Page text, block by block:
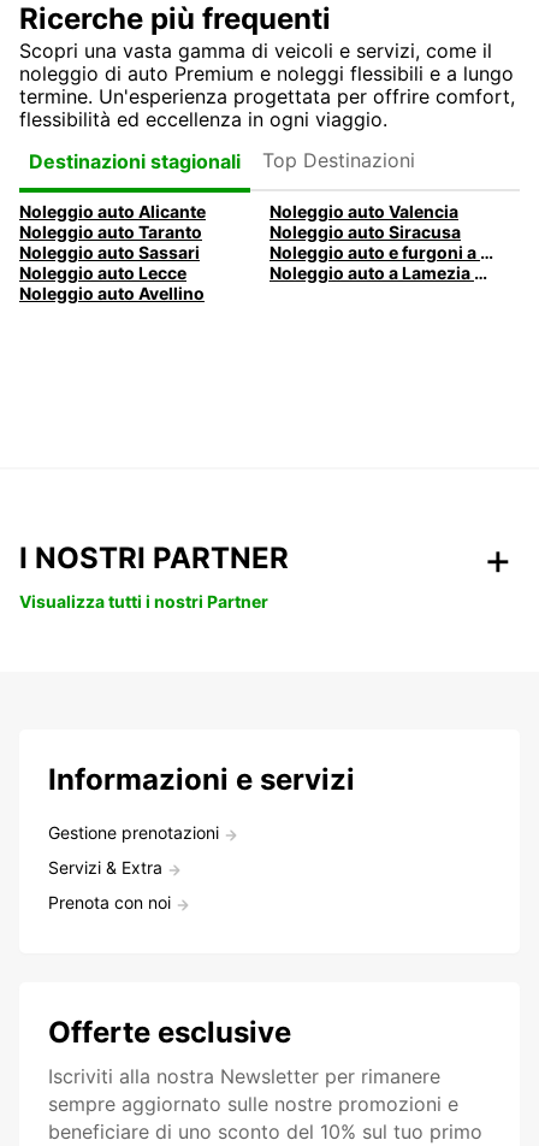
Ricerche più frequenti
Scopri una vasta gamma di veicoli e servizi, come il
noleggio di auto Premium e noleggi flessibili e a lungo
termine. Un'esperienza progettata per offrire comfort,
flessibilità ed eccellenza in ogni viaggio.
Destinazioni stagionali
Top Destinazioni
Noleggio auto Alicante
Noleggio auto Valencia
Noleggio auto Taranto
Noleggio auto Siracusa
Noleggio auto Sassari
Noleggio auto e furgoni a Pescara
Noleggio auto Lecce
Noleggio auto a Lamezia Terme, Italia
Noleggio auto Avellino
I NOSTRI PARTNER
Visualizza tutti i nostri Partner
Informazioni e servizi
Gestione prenotazioni
Servizi & Extra
Prenota con noi
Offerte esclusive
Iscriviti alla nostra Newsletter per rimanere
sempre aggiornato sulle nostre promozioni e
beneficiare di uno sconto del 10% sul tuo primo